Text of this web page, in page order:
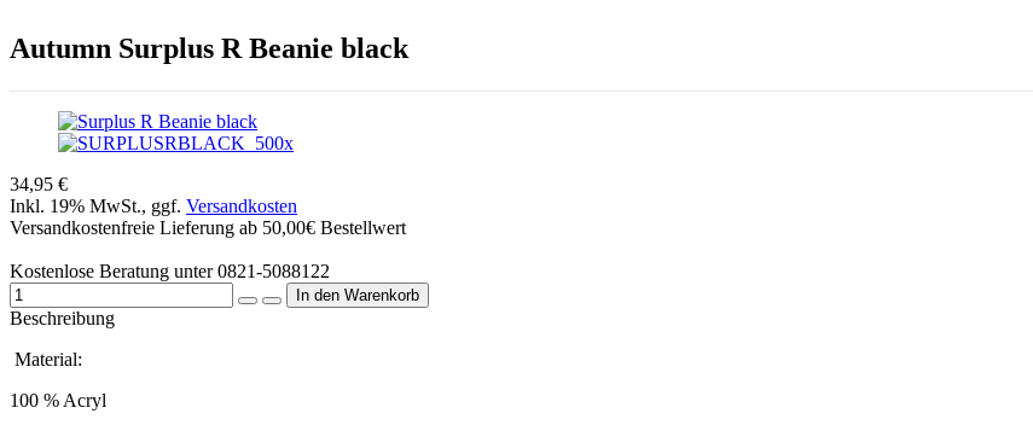
Autumn Surplus R Beanie black
34,95 €
Inkl. 19% MwSt., ggf. Versandkosten
Versandkostenfreie Lieferung ab 50,00€ Bestellwert
Kostenlose Beratung unter 0821-5088122
Beschreibung
Material:
100 % Acryl